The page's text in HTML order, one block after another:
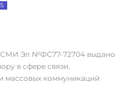
СМИ Эл №ФС77-72704 выдано
в сфере связи,
массовых коммуникаций